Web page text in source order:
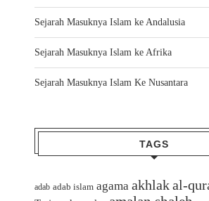
Sejarah Masuknya Islam ke Andalusia
Sejarah Masuknya Islam ke Afrika
Sejarah Masuknya Islam Ke Nusantara
TAGS
adab adab islam agama akhlakal-